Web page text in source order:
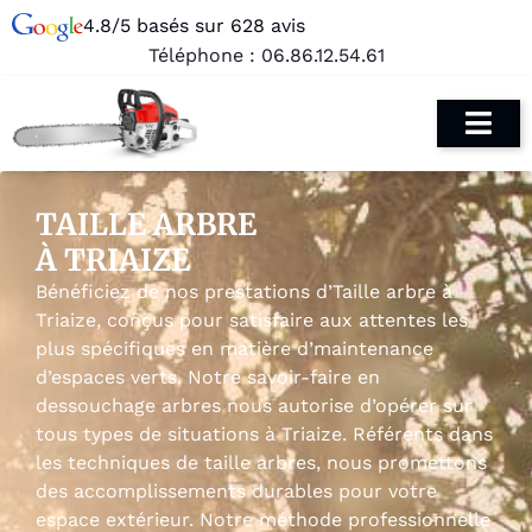
4.8/5 basés sur 628 avis
Téléphone : 06.86.12.54.61
TAILLE ARBRE
À TRIAIZE
Bénéficiez de nos prestations d’Taille arbre à
Triaize, conçus pour satisfaire aux attentes les
plus spécifiques en matière d’maintenance
d’espaces verts. Notre savoir-faire en
dessouchage arbres nous autorise d’opérer sur
tous types de situations à Triaize. Référents dans
les techniques de taille arbres, nous promettons
des accomplissements durables pour votre
espace extérieur. Notre méthode professionnelle